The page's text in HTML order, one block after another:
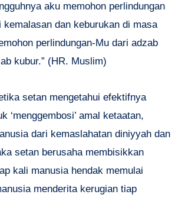
aku memohon perlindungan
kemalasan dan keburukan di masa
perlindungan-Mu dari adzab
kubur.” (HR. Muslim)
setan mengetahui efektifnya
‘menggembosi’ amal ketaatan,
dari kemaslahatan diniyyah dan
setan berusaha membisikkan
kali manusia hendak memulai
menderita kerugian tiap